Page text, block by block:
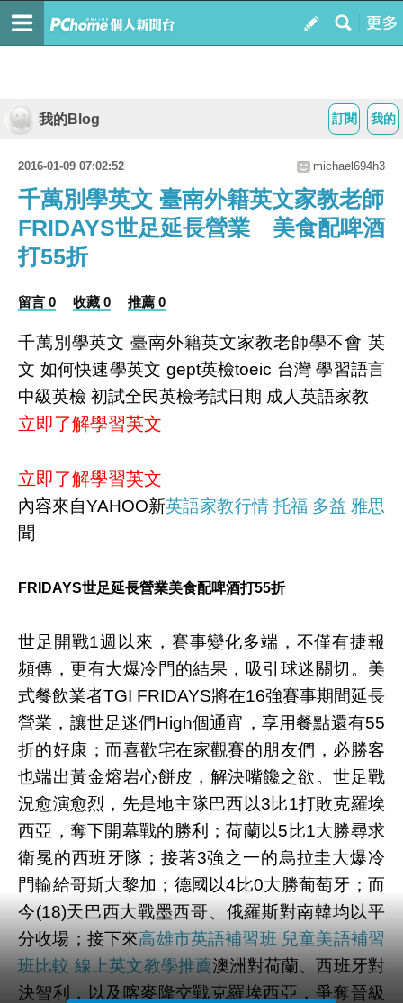
我的
訂閱
我的Blog
2016-01-09 07:02:52 michael694h3
千萬別學英文 臺南外籍英文家教老師
FRIDAYS世足延長營業 美食配啤酒
打55折
留言 0 收藏 0 推薦 0
千萬別學英文 臺南外籍英文家教老師學不會 英
文 如何快速學英文 gept英檢toeic 台灣 學習語言
中級英檢 初試全民英檢考試日期 成人英語家教
立即了解學習英文
立即了解學習英文
內容來自YAHOO新英語家教行情 托福 多益 雅思
聞
FRIDAYS世足延長營業美食配啤酒打55折
世足開戰1週以來，賽事變化多端，不僅有捷報
頻傳，更有大爆冷門的結果，吸引球迷關切。美
式餐飲業者TGI FRIDAYS將在16強賽事期間延長
營業，讓世足迷們High個通宵，享用餐點還有55
折的好康；而喜歡宅在家觀賽的朋友們，必勝客
也端出黃金熔岩心餅皮，解決嘴饞之欲。世足戰
況愈演愈烈，先是地主隊巴西以3比1打敗克羅埃
西亞，奪下開幕戰的勝利；荷蘭以5比1大勝尋求
衛冕的西班牙隊；接著3強之一的烏拉圭大爆冷
門輸給哥斯大黎加；德國以4比0大勝葡萄牙；而
今(18)天巴西大戰墨西哥、俄羅斯對南韓均以平
分收場；接下來高雄市英語補習班 兒童美語補習
班比較 線上英文教學推薦澳洲對荷蘭、西班牙對
決智利，以及喀麥隆交戰克羅埃西亞，爭奪晉級